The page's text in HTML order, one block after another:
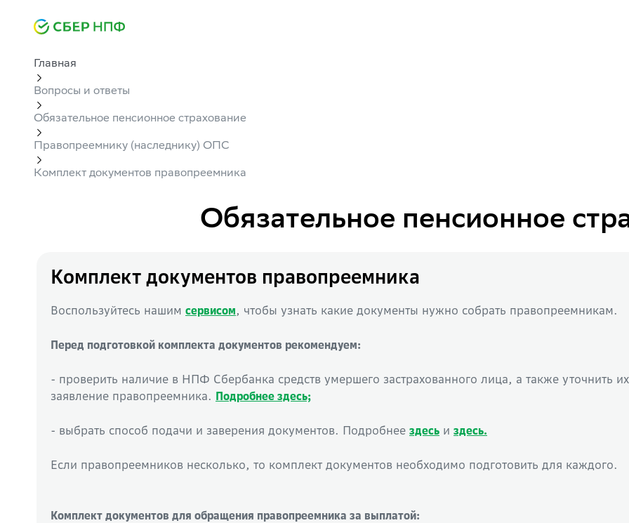
Главная
Вопросы и ответы
Обязательное пенсионное страхование
Правопреемнику (наследнику) ОПС
Комплект документов правопреемника
Обязательное пенсионное
Комплект документов правопреемника
Воспользуйтесь нашим сервисом, чтобы узнать какие документы нужно собрать правопреемникам.
Перед подготовкой комплекта документов рекомендуем:
- проверить наличие в НПФ Сбербанка средств умершего застрахованного лица, а также уточнить
заявление правопреемника. Подробнее здесь;
- выбрать способ подачи и заверения документов. Подробнее здесь и здесь.
Если правопреемников несколько, то комплект документов необходимо подготовить для каждого.
Комплект документов для обращения правопреемника за выплатой: